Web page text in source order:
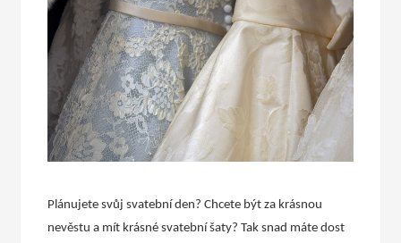
Plánujete svůj svatební den? Chcete být za krásnou
nevěstu a mít krásné svatební šaty? Tak snad máte dost